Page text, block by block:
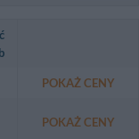
POKAŻ CENY
POKAŻ CENY